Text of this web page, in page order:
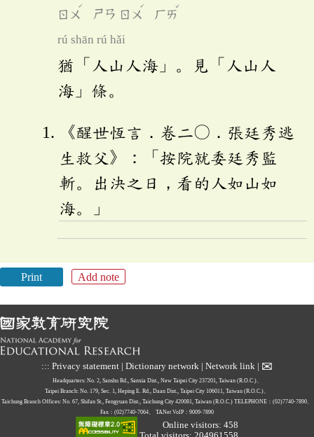
ㄖㄨ
ˊ
ㄕㄢ ㄖㄨ
ˊ
ㄏㄞ
ˇ
rú shān rú hǎi
猶「人山人海」。見「人山人
海」條。
《醒世恆言．卷二〇．張廷秀逃
生救父》：「按院就委廷秀監
斬。出決之日，看的人如山如
海。」
Print Add note
::: Privacy statement Dictionary network Network link ✉
Headquarters: No. 2, Sanshu Rd., Sanxia Dist., New Taipei City 237201, Taiwan (R.O.C.)、
Taipei Branch: No. 179, Sec. 1, Heping E. Rd., Daan Dist., Taipei City 106011, Taiwan (R.O.C.)、
Taichung Branch Offices: No. 67, Shifan St., Fengyuan Dist., Taichung City 420081, Taiwan (R.O.C.) TELEPHONE：(02)7740-7890、
Fax：(02)7740-7064、
TANet VoIP：9009-7890
Online visitors: 458